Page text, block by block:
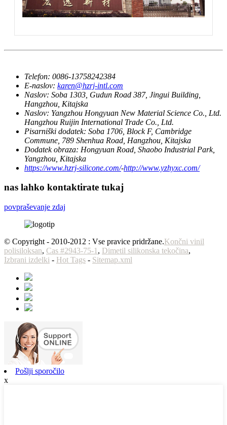
Telefon: 0086-13758242384
E-naslov: karen@hzrj-intl.com
Naslov: Soba 1303, Gudun Road 387, Jingui Building,
Hangzhou, Kitajska
Naslov: Yangzhou Hongyuan New Material Science Co., Ltd.
Hangzhou Ruijin International Trade Co., Ltd.
Pisarniški dodatek: Soba 1706, Block F, Cambridge
Commune, 789 Shenhua Road, Hangzhou, Kitajska
Dodatek obraza: Hongyuan Road, Shaobo Industrial Park,
Yangzhou, Kitajska
https://www.hzrj-silicone.com/-http://www.yzhyxc.com/
nas lahko kontaktirate tukaj
povpraševanje zdaj
© Copyright - 2010-2012 : Vse pravice pridržane.Končni vinil
polisiloksan, Cas #2943-75-1 , Dimetil silikonska tekočina,
Izbrani izdelki - Hot Tags - Sitemap.xml
Pošlji sporočilo
x